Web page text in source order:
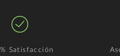
Satisfacción